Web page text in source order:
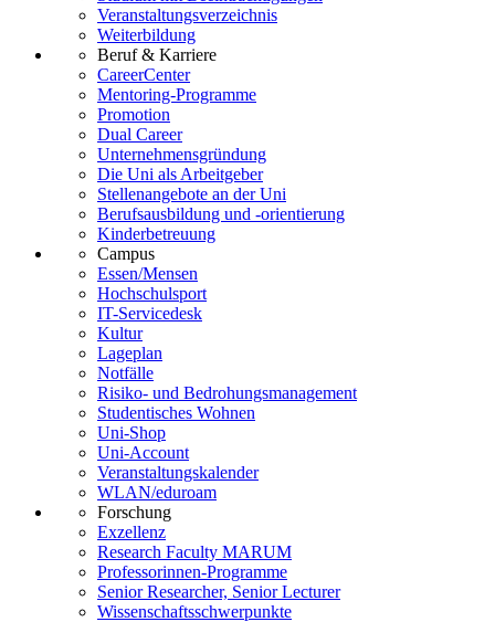
Veranstaltungsverzeichnis
Weiterbildung
Beruf & Karriere
CareerCenter
Mentoring-Programme
Promotion
Dual Career
Unternehmensgründung
Die Uni als Arbeitgeber
Stellenangebote an der Uni
Berufsausbildung und -orientierung
Kinderbetreuung
Campus
Essen/Mensen
Hochschulsport
IT-Servicedesk
Kultur
Lageplan
Notfälle
Risiko- und Bedrohungsmanagement
Studentisches Wohnen
Uni-Shop
Uni-Account
Veranstaltungskalender
WLAN/eduroam
Forschung
Exzellenz
Research Faculty MARUM
Professorinnen-Programme
Senior Researcher, Senior Lecturer
Wissenschaftsschwerpunkte